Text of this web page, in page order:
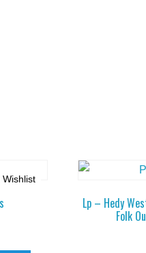
Wishlist
Lp – Hedy
Folk